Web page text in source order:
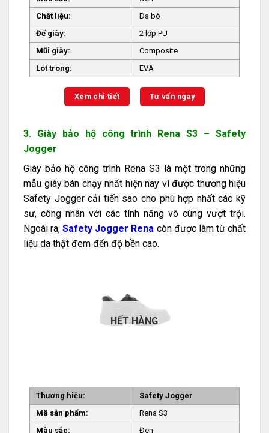
Chất liệu:
Da bò
Đế giày:
2 lớp PU
Mũi giày:
Composite
Lót trong:
EVA
Xem chi tiết Tư vấn ngay
3. Giày bảo hộ công trình Rena S3 – Safety
Jogger
Giày bảo hộ công trình Rena S3 là một trong những
mẫu giày bán chạy nhất hiện nay vì được thương hiệu
Safety Jogger cải tiến sao cho phù hợp nhất các kỹ
sư, công nhân với các tính năng vô cùng vượt trội.
Ngoài ra,Safety Jogger Rena còn được làm từ chất
liệu da thật đem đến độ bền cao.
HẾT HÀNG
Thương hiệu:
Safety Jogger
Mã sản phẩm:
Rena S3
Màu sắc:
Đen